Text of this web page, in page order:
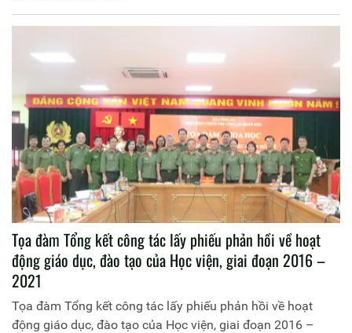
Tọa đàm Tổng kết công tác lấy phiếu phản hồi về hoạt
động giáo dục, đào tạo của Học viện, giai đoạn 2016 –
2021
Tọa đàm Tổng kết công tác lấy phiếu phản hồi về hoạt
động giáo dục, đào tạo của Học viện, giai đoạn 2016 –